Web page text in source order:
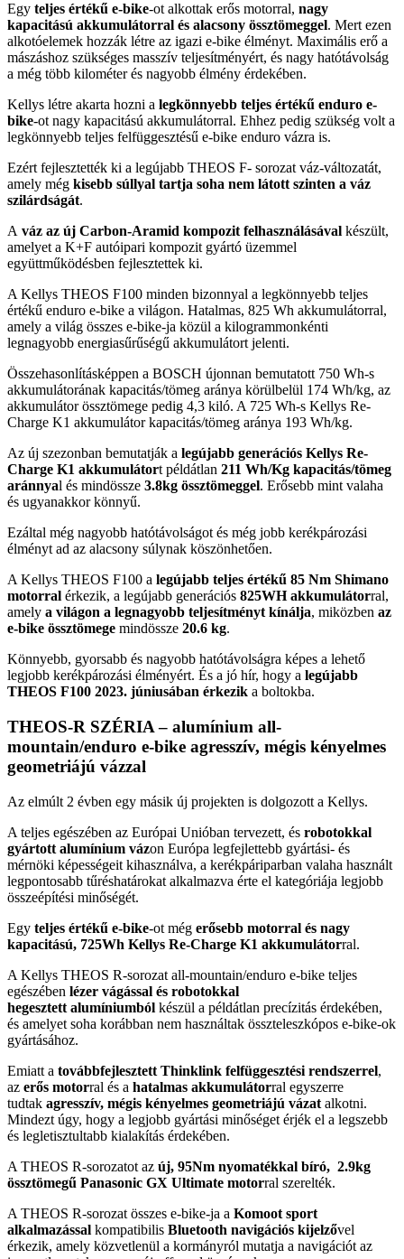
Egy teljes értékű e-bike-ot alkottak erős motorral, nagy
kapacitású akkumulátorral és alacsony össztömeggel. Mert ezen
alkotóelemek hozzák létre az igazi e-bike élményt. Maximális erő a
mászáshoz szükséges masszív teljesítményért, és nagy hatótávolság
a még több kilométer és nagyobb élmény érdekében.
Kellys létre akarta hozni a legkönnyebb teljes értékű enduro e-
bike-ot nagy kapacitású akkumulátorral. Ehhez pedig szükség volt a
legkönnyebb teljes felfüggesztésű e-bike enduro vázra is.
Ezért fejlesztették ki a legújabb THEOS F- sorozat váz-változatát,
amely még kisebb súllyal tartja soha nem látott szinten a váz
szilárdságát.
A váz az új Carbon-Aramid kompozit felhasználásával készült,
amelyet a K+F autóipari kompozit gyártó üzemmel
együttműködésben fejlesztettek ki.
A Kellys THEOS F100 minden bizonnyal a legkönnyebb teljes
értékű enduro e-bike a világon. Hatalmas, 825 Wh akkumulátorral,
amely a világ összes e-bike-ja közül a kilogrammonkénti
legnagyobb energiasűrűségű akkumulátort jelenti.
Összehasonlításképpen a BOSCH újonnan bemutatott 750 Wh-s
akkumulátorának kapacitás/tömeg aránya körülbelül 174 Wh/kg, az
akkumulátor össztömege pedig 4,3 kiló. A 725 Wh-s Kellys Re-
Charge K1 akkumulátor kapacitás/tömeg aránya 193 Wh/kg.
Az új szezonban bemutatják a legújabb generációs Kellys Re-
Charge K1 akkumulátort példátlan 211 Wh/Kg kapacitás/tömeg
aránnyal és mindössze 3.8kg össztömeggel. Erősebb mint valaha
és ugyanakkor könnyű.
Ezáltal még nagyobb hatótávolságot és még jobb kerékpározási
élményt ad az alacsony súlynak köszönhetően.
A Kellys THEOS F100 a legújabb teljes értékű 85 Nm Shimano
motorral érkezik, a legújabb generációs 825WH akkumulátorral,
amely a világon a legnagyobb teljesítményt kínálja, miközben az
e-bike össztömege mindössze 20.6 kg.
Könnyebb, gyorsabb és nagyobb hatótávolságra képes a lehető
legjobb kerékpározási élményért. És a jó hír, hogy a legújabb
THEOS F100 2023. júniusában érkezik a boltokba.
THEOS-R SZÉRIA – alumínium all-
mountain/enduro e-bike agresszív, mégis kényelmes
geometriájú vázzal
Az elmúlt 2 évben egy másik új projekten is dolgozott a Kellys.
A teljes egészében az Európai Unióban tervezett, és robotokkal
gyártott alumínium vázon Európa legfejlettebb gyártási- és
mérnöki képességeit kihasználva, a kerékpáriparban valaha használt
legpontosabb tűréshatárokat alkalmazva érte el kategóriája legjobb
összeépítési minőségét.
Egy teljes értékű e-bike-ot még erősebb motorral és nagy
kapacitású, 725Wh Kellys Re-Charge K1 akkumulátorral.
A Kellys THEOS R-sorozat all-mountain/enduro e-bike teljes
egészében lézer vágással és robotokkal
hegesztett alumíniumból készül a példátlan precízitás érdekében,
és amelyet soha korábban nem használtak összteleszkópos e-bike-ok
gyártásához.
Emiatt a továbbfejlesztett Thinklink felfüggesztési rendszerrel,
az erős motorral és a hatalmas akkumulátorral egyszerre
tudtak agresszív, mégis kényelmes geometriájú vázat alkotni.
Mindezt úgy, hogy a legjobb gyártási minőséget érjék el a legszebb
és legletisztultabb kialakítás érdekében.
A THEOS R-sorozatot az új, 95Nm nyomatékkal bíró, 2.9kg
össztömegű Panasonic GX Ultimate motorral szerelték.
A THEOS R-sorozat összes e-bike-ja a Komoot sport
alkalmazással kompatibilis Bluetooth navigációs kijelzővel
érkezik, amely közvetlenül a kormányról mutatja a navigációt az